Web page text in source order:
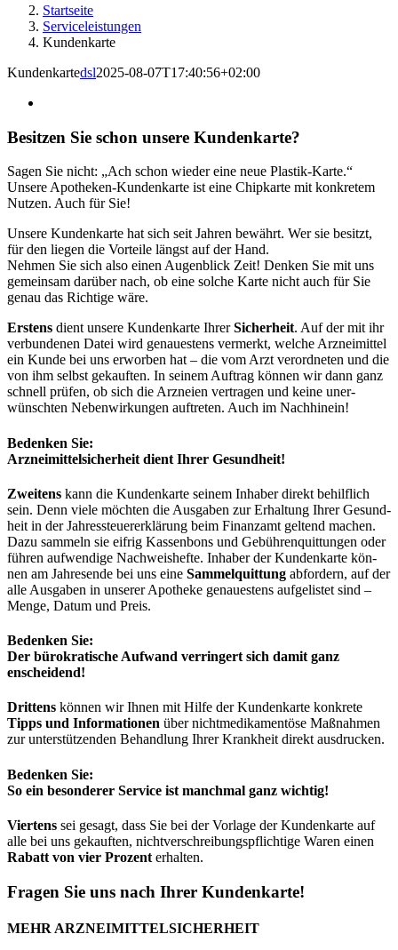
Startseite
Ser­vice­leis­tun­gen
Kun­den­kar­te
Kun­den­kar­tedsl2025-08-07T17:40:56+02:00
Besit­zen Sie schon unse­re Kundenkarte?
Sagen Sie nicht: „Ach schon wie­der eine neue Plastik-Karte.“
Unse­re Apo­the­ken-Kun­den­kar­te ist eine Chip­kar­te mit kon­kre­tem
Nut­zen. Auch für Sie!
Unse­re Kun­den­kar­te hat sich seit Jah­ren bewährt. Wer sie besitzt,
für den lie­gen die Vor­tei­le längst auf der Hand.
Neh­men Sie sich also einen Augen­blick Zeit! Den­ken Sie mit uns
gemein­sam dar­über nach, ob eine sol­che Kar­te nicht auch für Sie
genau das Rich­ti­ge wäre.
Ers­tens dient unse­re Kun­den­kar­te IhrerSicher­heit. Auf der mit ihr
ver­bun­de­nen Datei wird genau­es­tens ver­merkt, wel­che Arz­nei­mit­tel
ein Kun­de bei uns erwor­ben hat – die vom Arzt ver­ord­ne­ten und die
von ihm selbst gekauf­ten. In sei­nem Auf­trag kön­nen wir dann ganz
schnell prü­fen, ob sich die Arz­nei­en ver­tra­gen und kei­ne uner­
wünsch­ten Neben­wir­kun­gen auf­tre­ten. Auch im Nachhinein!
Beden­ken Sie:
Arz­nei­mit­tel­si­cher­heit dient Ihrer Gesundheit!
Zwei­tens kann die Kun­den­kar­te sei­nem Inha­ber direkt behilf­lich
sein. Denn vie­le möch­ten die Aus­ga­ben zur Erhal­tung Ihrer Gesund­
heit in der Jah­res­steu­er­erklä­rung beim Finanz­amt gel­tend machen.
Dazu sam­meln sie eif­rig Kas­sen­bons und Gebüh­ren­quit­tun­gen oder
füh­ren auf­wen­di­ge Nach­weis­hef­te. Inha­ber der Kun­den­kar­te kön­
nen am Jah­res­en­de bei uns eine Sam­mel­quit­tung abfor­dern, auf der
alle Aus­ga­ben in unse­rer Apo­the­ke genau­es­tens auf­ge­lis­tet sind –
Men­ge, Datum und Preis.
Beden­ken Sie:
Der büro­kra­ti­sche Auf­wand ver­rin­gert sich damit ganz
enscheidend!
Drit­tens kön­nen wir Ihnen mit Hil­fe der Kun­den­kar­te kon­kre­te
Tipps und Infor­ma­tio­nen über nicht­me­di­ka­men­tö­se Maß­nah­men
zur unter­stüt­zen­den Behand­lung Ihrer Krank­heit direkt ausdrucken.
Beden­ken Sie:
So ein beson­de­rer Ser­vice ist manch­mal ganz wichtig!
Vier­tens sei gesagt, dass Sie bei der Vor­la­ge der Kun­den­kar­te auf
alle bei uns gekauf­ten, nicht­ver­schrei­bungs­pflich­ti­ge Waren einen
Rabatt von vier Pro­zent erhal­ten.
Fra­gen Sie uns nach Ihrer Kundenkarte!
MEHR ARZ­NEI­MIT­TEL­SI­CHER­HEIT